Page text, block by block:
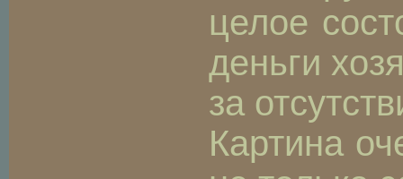
целое
деньги
за
Картина